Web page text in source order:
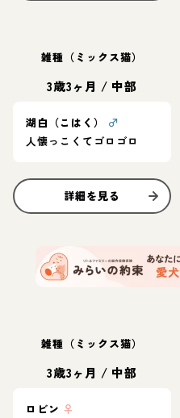
雑種（ミックス猫）
3歳3ヶ月 / 中部
湖白（こはく）
♂
人懐っこくてゴロゴロ
詳細を見る
雑種（ミックス猫）
3歳3ヶ月 / 中部
ロビン ♀